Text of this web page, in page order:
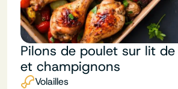
Hachis parmentier façon
Viandes